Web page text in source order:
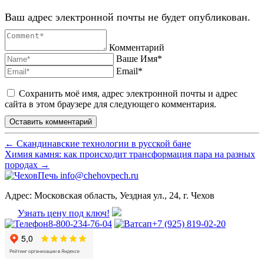
Ваш адрес электронной почты не будет опубликован.
Комментарий
Ваше Имя*
Email*
Сохранить моё имя, адрес электронной почты и адрес
сайта в этом браузере для следующего комментария.
← Скандинавские технологии в русской бане
Химия камня: как происходит трансформация пара на разных
породах →
info@chehovpech.ru
Адрес: Московская область, Уездная ул., 24, г. Чехов
Узнать цену под ключ!
8-800-234-76-04
+7 (925) 819-02-20